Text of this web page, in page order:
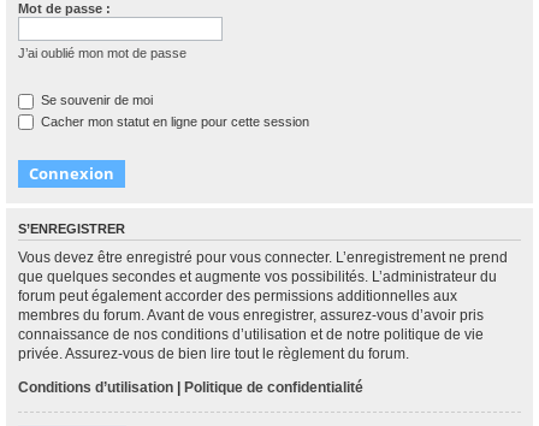
Mot de passe :
J’ai oublié mon mot de passe
Se souvenir de moi
Cacher mon statut en ligne pour cette session
S’ENREGISTRER
Vous devez être enregistré pour vous connecter. L’enregistrement ne prend
que quelques secondes et augmente vos possibilités. L’administrateur du
forum peut également accorder des permissions additionnelles aux
membres du forum. Avant de vous enregistrer, assurez-vous d’avoir pris
connaissance de nos conditions d’utilisation et de notre politique de vie
privée. Assurez-vous de bien lire tout le règlement du forum.
Conditions d’utilisation | Politique de confidentialité